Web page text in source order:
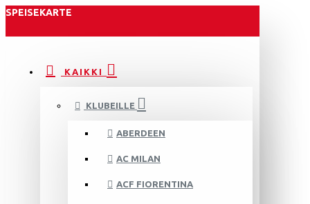
SPEISEKARTE
KAIKKI
KLUBEILLE
ABERDEEN
AC MILAN
ACF FIORENTINA